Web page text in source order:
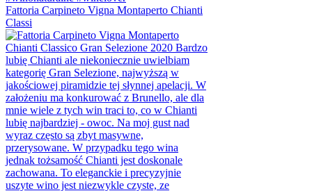
Fattoria Carpineto Vigna Montaperto Chianti
Classi